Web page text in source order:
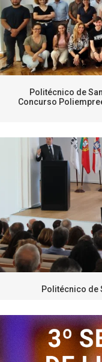
Politécnico de
Concurso
Politécnico de